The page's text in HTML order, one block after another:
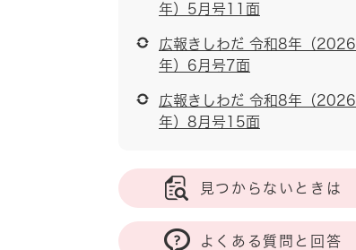
年）5月号11面
広報きしわだ 令和8年（2026
年）6月号7面
広報きしわだ 令和8年（2026
年）8月号15面
見つからないときは
よくある質問と回答